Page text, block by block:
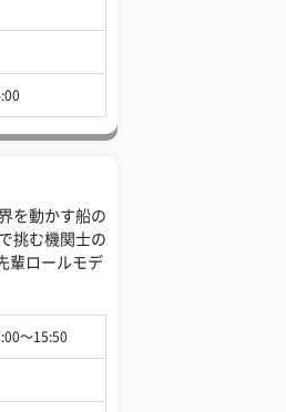
を動かす船の
挑む機関士の
輩ロールモデ
〜15:50